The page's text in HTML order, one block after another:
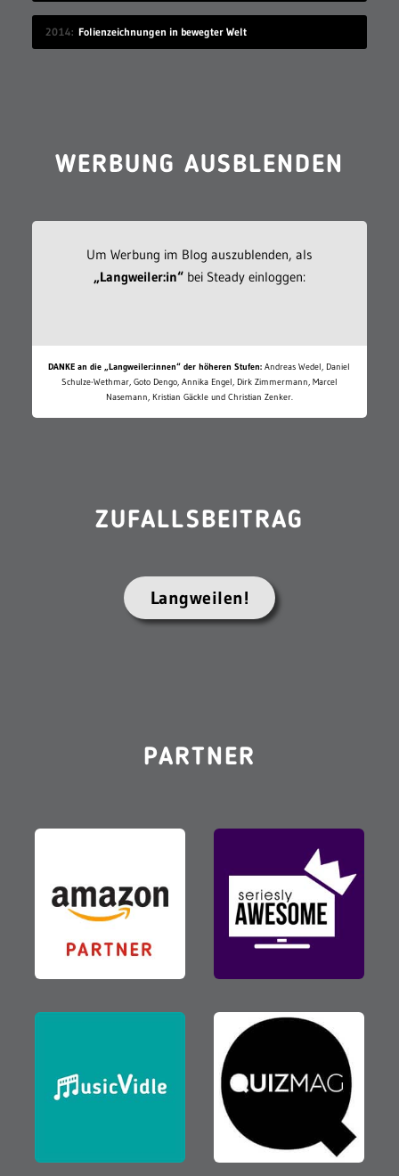
2014 Folienzeichnungen in bewegter Welt
WERBUNG AUSBLENDEN
Um Werbung im Blog auszublenden, als
„Langweiler:in“bei Steady einloggen:
DANKE an die „Langweiler:innen“ der höheren Stufen: Andreas Wedel, Daniel
Schulze-Wethmar, Goto Dengo, Annika Engel, Dirk Zimmermann, Marcel
Nasemann, Kristian Gäckle und Christian Zenker.
ZUFALLSBEITRAG
Langweilen!
PARTNER